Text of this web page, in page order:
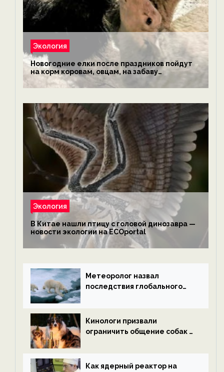
Экология
Новогодние елки после праздников пойдут
на корм коровам, овцам, на забаву
обезьянам, львам и леопардам — новости
экологии на ECOportal
Экология
В Китае нашли птицу с головой динозавра —
новости экологии на ECOportal
Метеоролог назвал
последствия глобального
ECOportal
Кинологи призвали
ограничить общение собак с
ECOportal
Как ядерный реактор на